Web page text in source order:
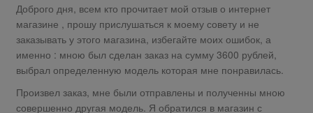
Доброго дня, всем кто прочитает мой отзыв о интернет
магазине , прошу прислушаться к моему совету и не
заказывать у этого магазина, избегайте моих ошибок, а
именно : мною был сделан заказ на сумму 3600 рублей,
выбрал определенную модель которая мне понравилась.
Произвел заказ, мне были отправлены и полученны мною
совершенно другая модель. Я обратился в магазин с